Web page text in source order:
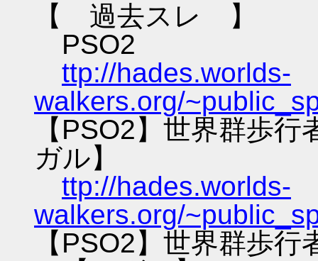
【 過去スレ 】
PSO2
ttp://hades.worlds-
walkers.org/
【PSO2】世界群歩
ガル】
ttp://hades.worlds-
walkers.org/
【PSO2】世界群歩